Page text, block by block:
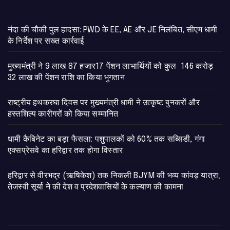
नंदा की चौकी पुल हादसा: PWD के EE, AE और JE निलंबित, सीएम धामी
के निर्देश पर सख्त कार्रवाई
मुख्यमंत्री ने 9 लाख 87 हजार17 पेंशन लाभार्थियों को कुल 146 करोड़
32 लाख की पेंशन राशि का किया भुगतान
राष्ट्रीय हथकरघा दिवस पर मुख्यमंत्री धामी ने उत्कृष्ट बुनकरों और
हस्तशिल्प कारीगरों को किया सम्मानित
​धामी कैबिनेट का बड़ा फैसला: पशुपालकों को 60% तक सब्सिडी, गंगा
एक्सप्रेसवे का हरिद्वार तक होगा विस्तार
​हरिद्वार से वीरभद्र (ऋषिकेश) तक निकली BJYM की भव्य कांवड़ यात्रा;
तेजस्वी सूर्या ने की देश व प्रदेशवासियों के कल्याण की कामना